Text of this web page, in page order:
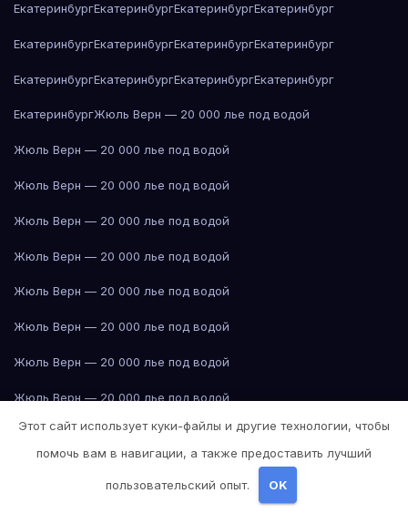
ЕкатеринбургЕкатеринбургЕкатеринбургЕкатеринбург
ЕкатеринбургЕкатеринбургЕкатеринбургЕкатеринбург
ЕкатеринбургЕкатеринбургЕкатеринбургЕкатеринбург
ЕкатеринбургЖюль Верн — 20 000 лье под водой
Жюль Верн — 20 000 лье под водой
Жюль Верн — 20 000 лье под водой
Жюль Верн — 20 000 лье под водой
Жюль Верн — 20 000 лье под водой
Жюль Верн — 20 000 лье под водой
Жюль Верн — 20 000 лье под водой
Жюль Верн — 20 000 лье под водой
Жюль Верн — 20 000 лье под водой
Жюль Верн — 20 000 лье под водой
Этот сайт использует куки-файлы и другие технологии, чтобы
помочь вам в навигации, а также предоставить лучший
пользовательский опыт. OK